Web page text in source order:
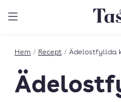
Till
Hem / Recept / Ädelostfyllda